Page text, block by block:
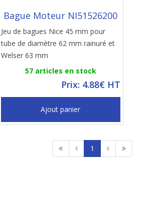
Bague Moteur NI51526200
Jeu de bagues Nice 45 mm pour
tube de diamètre 62 mm rainuré et
Welser 63 mm
57 articles en stock
Prix: 4.88€ HT
Ajout panier
1